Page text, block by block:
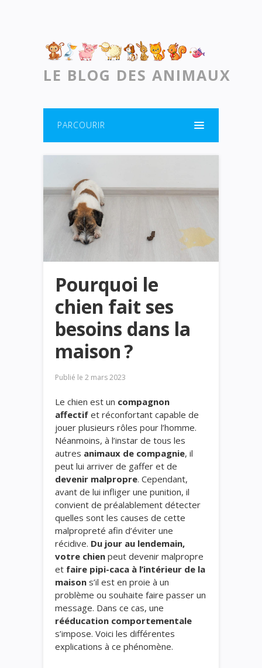
LE BLOG DES ANIMAUX
PARCOURIR
Pourquoi le
chien fait ses
besoins dans la
maison ?
Publié le 2 mars 2023
Le chien est un compagnon
affectif et réconfortant capable de
jouer plusieurs rôles pour l’homme.
Néanmoins, à l’instar de tous les
autres animaux de compagnie, il
peut lui arriver de gaffer et de
devenir malpropre. Cependant,
avant de lui infliger une punition, il
convient de préalablement détecter
quelles sont les causes de cette
malpropreté afin d’éviter une
récidive. Du jour au lendemain,
votre chien peut devenir malpropre
et faire pipi-caca à l’intérieur de la
maison s’il est en proie à un
problème ou souhaite faire passer un
message. Dans ce cas, une
rééducation comportementale
s’impose. Voici les différentes
explications à ce phénomène.